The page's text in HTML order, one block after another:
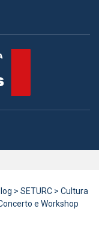
> SETURC > Cultura
e Workshop